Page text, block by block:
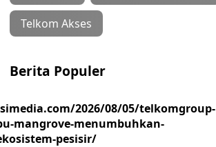
Telkom Akses
Berita Populer
2026/08/05/telkomgroup-
mangrove-menumbuhkan-
pesisir/